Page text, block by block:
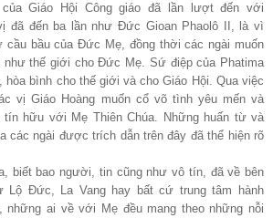
Giáo Hội Công giáo đã lần lượt đến với
đã đến ba lần như Đức Gioan Phaolô II, là vì
bầu của Đức Mẹ, đồng thời các ngài muốn
như thế giới cho Đức Mẹ. Sứ điệp của Phatima
hòa bình cho thế giới và cho Giáo Hội. Qua việc
vị Giáo Hoàng muốn cổ võ tình yêu mến và
tín hữu với Mẹ Thiên Chúa. Những huấn từ và
các ngài được trích dẫn trên đây đã thể hiện rõ
biết bao người, tin cũng như vô tín, đã về bên
Lộ Đức, La Vang hay bất cứ trung tâm hành
những ai về với Mẹ đều mang theo những nỗi